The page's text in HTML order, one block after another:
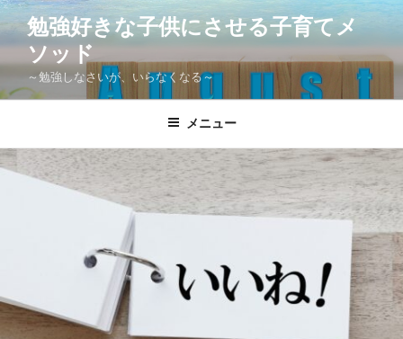
コ
ン
ツ
キ
勉強好きな子供にさせる子育てメ
ソッド
～勉強しなさいが、いらなくなる～
メニュー